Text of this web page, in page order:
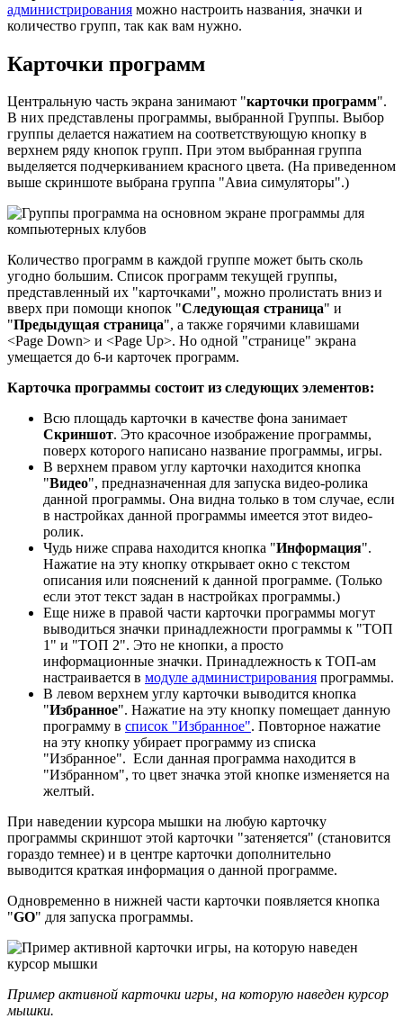
администрирования можно настроить названия, значки и
количество групп, так как вам нужно.
Карточки программ
Центральную часть экрана занимают "карточки программ".
В них представлены программы, выбранной Группы. Выбор
группы делается нажатием на соответствующую кнопку в
верхнем ряду кнопок групп. При этом выбранная группа
выделяется подчеркиванием красного цвета. (На приведенном
выше скриншоте выбрана группа "Авиа симуляторы".)
Количество программ в каждой группе может быть сколь
угодно большим. Список программ текущей группы,
представленный их "карточками", можно пролистать вниз и
вверх при помощи кнопок "Следующая страница" и
"Предыдущая страница", а также горячими клавишами
<Page Down> и <Page Up>. Но одной "странице" экрана
умещается до 6-и карточек программ.
Карточка программы состоит из следующих элементов:
Всю площадь карточки в качестве фона занимает
Скриншот. Это красочное изображение программы,
поверх которого написано название программы, игры.
В верхнем правом углу карточки находится кнопка
"Видео", предназначенная для запуска видео-ролика
данной программы. Она видна только в том случае, если
в настройках данной программы имеется этот видео-
ролик.
Чудь ниже справа находится кнопка "Информация".
Нажатие на эту кнопку открывает окно с текстом
описания или пояснений к данной программе. (Только
если этот текст задан в настройках программы.)
Еще ниже в правой части карточки программы могут
выводиться значки принадлежности программы к "ТОП
1" и "ТОП 2". Это не кнопки, а просто
информационные значки. Принадлежность к ТОП-ам
настраивается в модуле администрирования программы.
В левом верхнем углу карточки выводится кнопка
"Избранное". Нажатие на эту кнопку помещает данную
программу в список "Избранное". Повторное нажатие
на эту кнопку убирает программу из списка
"Избранное". Если данная программа находится в
"Избранном", то цвет значка этой кнопке изменяется на
желтый.
При наведении курсора мышки на любую карточку
программы скриншот этой карточки "затеняется" (становится
гораздо темнее) и в центре карточки дополнительно
выводится краткая информация о данной программе.
Одновременно в нижней части карточки появляется кнопка
"GO" для запуска программы.
Пример активной карточки игры, на которую наведен курсор
мышки.